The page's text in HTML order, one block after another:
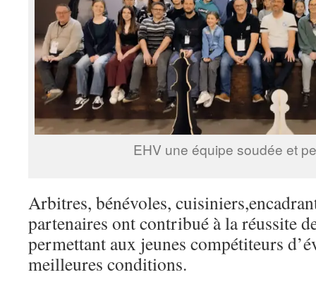
EHV une équipe soudée et
Arbitres, bénévoles,
partenaires ont contribué à la réussite
permettant aux jeunes compétiteurs
meilleures conditions.